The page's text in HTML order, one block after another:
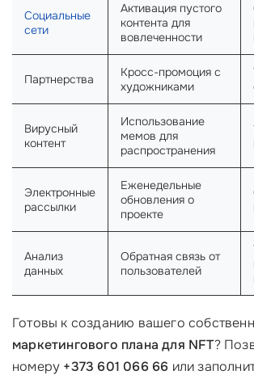
Социальные
сети
Активация пустого
контента для
вовлеченности
Партнерства
Кросс-промоция с
художниками
Вирусный
контент
Использование
мемов для
распространения
Электронные
рассылки
Еженедельные
обновления о
проекте
Анализ
данных
Обратная связь от
пользователей
Готовы к созданию вашего
маркетингового плана для NFT?
номеру +373 601 066 66 или